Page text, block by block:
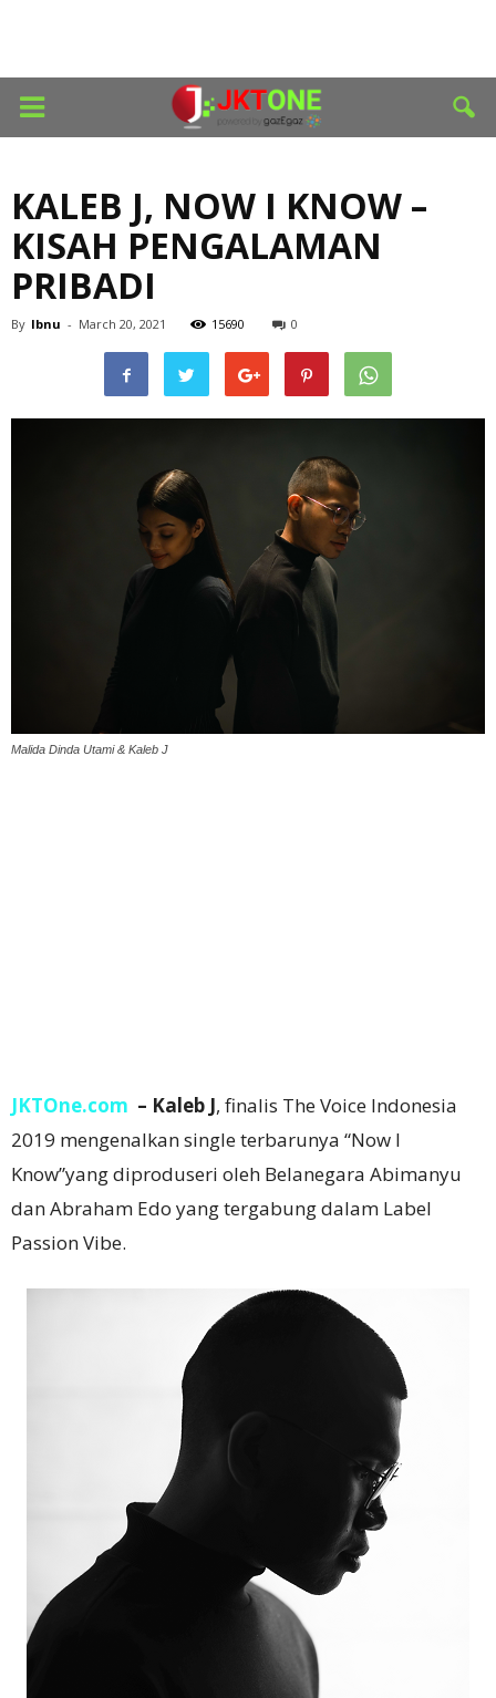
KALEB J, NOW I KNOW –
KISAH PENGALAMAN
PRIBADI
By Ibnu - March 20, 2021 15690 0
Malida Dinda Utami & Kaleb J
JKTOne.com – Kaleb J, finalis The Voice Indonesia
2019 mengenalkan single terbarunya “Now I
Know”yang diproduseri oleh Belanegara Abimanyu
dan Abraham Edo yang tergabung dalam Label
Passion Vibe.